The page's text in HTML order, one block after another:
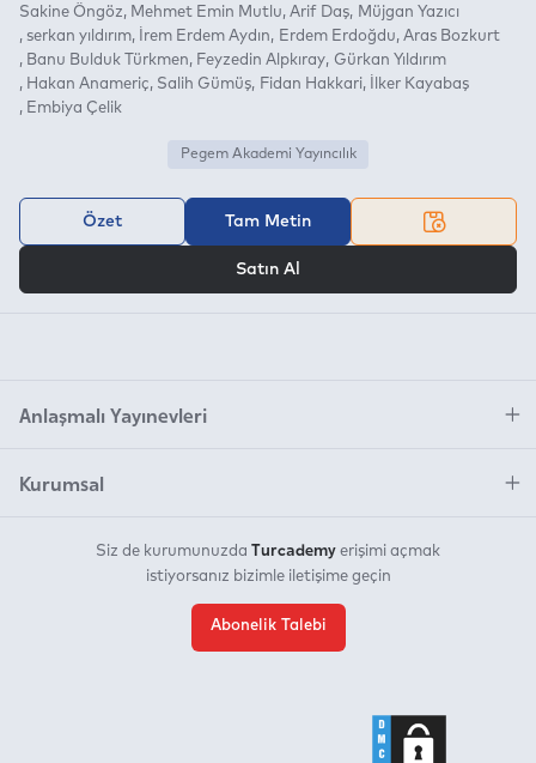
Sakine Öngöz Mehmet Emin Mutlu Arif Daş
Müjgan Yazıcı
serkan yıldırım
İrem Erdem Aydın Erdem Erdoğdu Aras Bozkurt
Banu Bulduk Türkmen
Feyzedin Alpkıray
Gürkan Yıldırım
Hakan Anameriç
Salih Gümüş Fidan Hakkari
İlker Kayabaş
Embiya Çelik
Pegem Akademi Yayıncılık
Özet Tam Metin
Satın Al
Anlaşmalı Yayınevleri
Kurumsal
Siz de kurumunuzda Turcademy erişimi açmak
istiyorsanız bizimle iletişime geçin
Abonelik Talebi